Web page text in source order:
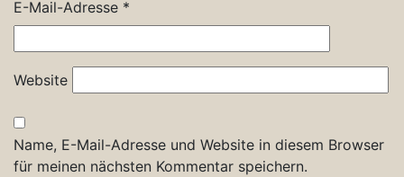
E-Mail-Adresse *
Website
Name, E-Mail-Adresse und Website in diesem Browser
für meinen nächsten Kommentar speichern.